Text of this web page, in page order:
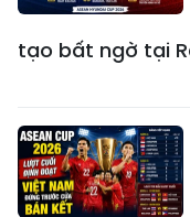
tạo bất ngờ tại